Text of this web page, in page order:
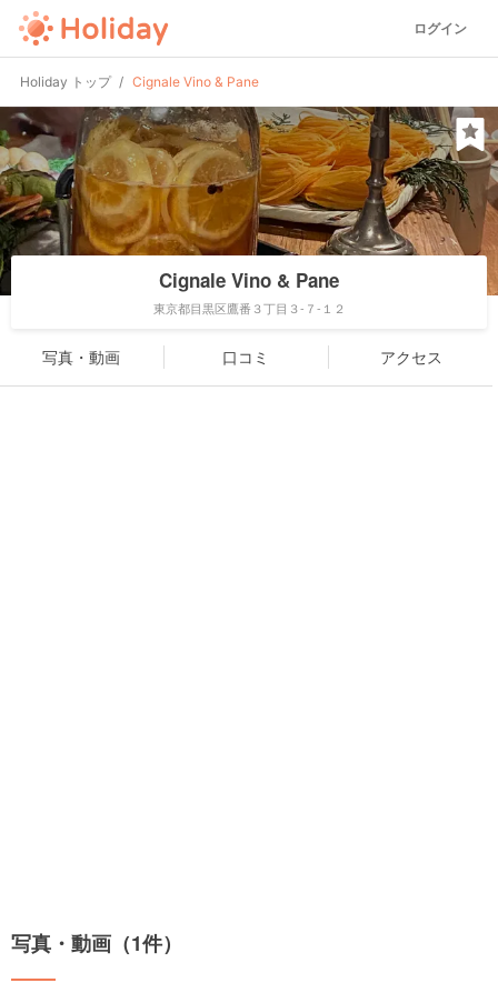
ログイン
Holiday トップ Cignale Vino & Pane
Cignale Vino & Pane
東京都目黒区鷹番３丁目３-７-１２
写真・動画 口コミ アクセス
写真・動画（1件）